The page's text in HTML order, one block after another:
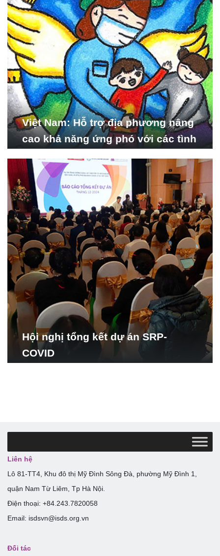
Việt Nam: Hỗ trợ địa phương nâng
cao khả năng ứng phó với các tình
Hội nghị tổng kết dự án SRP-
COVID
Liên hệ
Lô 81-TT4, Khu đô thị Mỹ Đình Sông Đà, phường Mỹ Đình 1,
quận Nam Từ Liêm, Tp Hà Nội.
Điện thoại: +84.243.7820058
Email: isdsvn@isds.org.vn
Đối tác